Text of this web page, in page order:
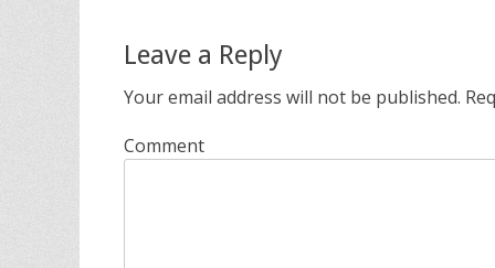
Leave a Reply
Your email address will not be published.
Comment